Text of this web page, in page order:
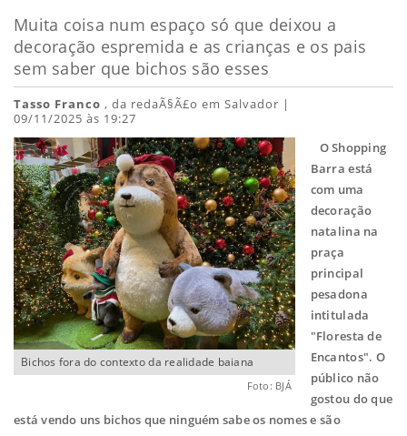
Muita coisa num espaço só que deixou a
decoração espremida e as crianças e os pais
sem saber que bichos são esses
Tasso Franco , da redaÃ§Ã£o em Salvador |
09/11/2025 às 19:27
Bichos fora do contexto da realidade baiana
Foto: BJÁ
O Shopping
Barra está
com uma
decoração
natalina na
praça
principal
pesadona
intitulada
"Floresta de
Encantos". O
público não
gostou do que
está vendo uns bichos que ninguém sabe os nomes e são